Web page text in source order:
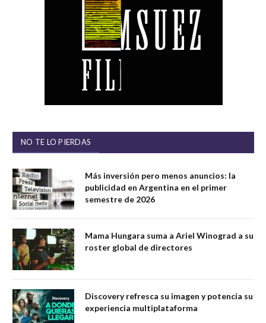
NO TE LO PIERDAS
Más inversión pero menos anuncios: la
publicidad en Argentina en el primer
semestre de 2026
Mama Hungara suma a Ariel Winograd a su
roster global de directores
Discovery refresca su imagen y potencia su
experiencia multiplataforma